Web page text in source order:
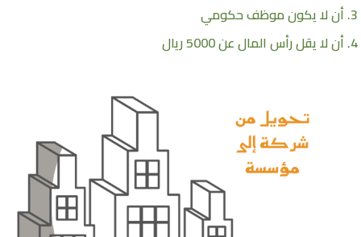
أن لا يكون موظف حكومي
أن لا يقل رأس المال عن 5000 ريال